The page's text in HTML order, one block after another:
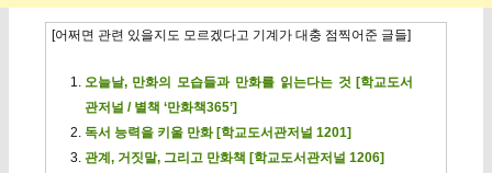
[어쩌면 관련 있을지도 모르겠다고 기계가 대충 점찍어준 글들]
오늘날, 만화의 모습들과 만화를 읽는다는 것 [학교도서
관저널 / 별책 ‘만화책365’]
독서 능력을 키울 만화 [학교도서관저널 1201]
관계, 거짓말, 그리고 만화책 [학교도서관저널 1206]